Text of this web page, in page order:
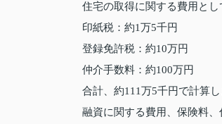
住宅の取得に関する費用とし
印紙税：約1万5千円
登録免許税：約10万円
仲介手数料：約100万円
合計、約111万5千円で計算し
融資に関する費用、保険料